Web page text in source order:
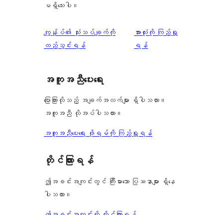
မရှိသေးပါ။
ကျွန်ုပ်၏ သုံးသပ်ချက်ကို
ထည့်သွင်းရန်
သုံးသပ်
ချက်
အားလုံးကို ကြည့်ရှု
ရန်
အကူအညီပေးရေး
ပြောကြားလိုသည့် အချက်အလက်များ ရှိပါသလား။
အကူအညီ လိုအပ်ပါသလား။
အကူအညီပေးရေး ဖိုရမ်ကို ကြည့်ရှုရန်
တိုင်ကြားရန်
ဤအခင်းအကျင်းတွင် ကြီးမားသော ပြဿနာများ ရှိနေ
ပါသလား။